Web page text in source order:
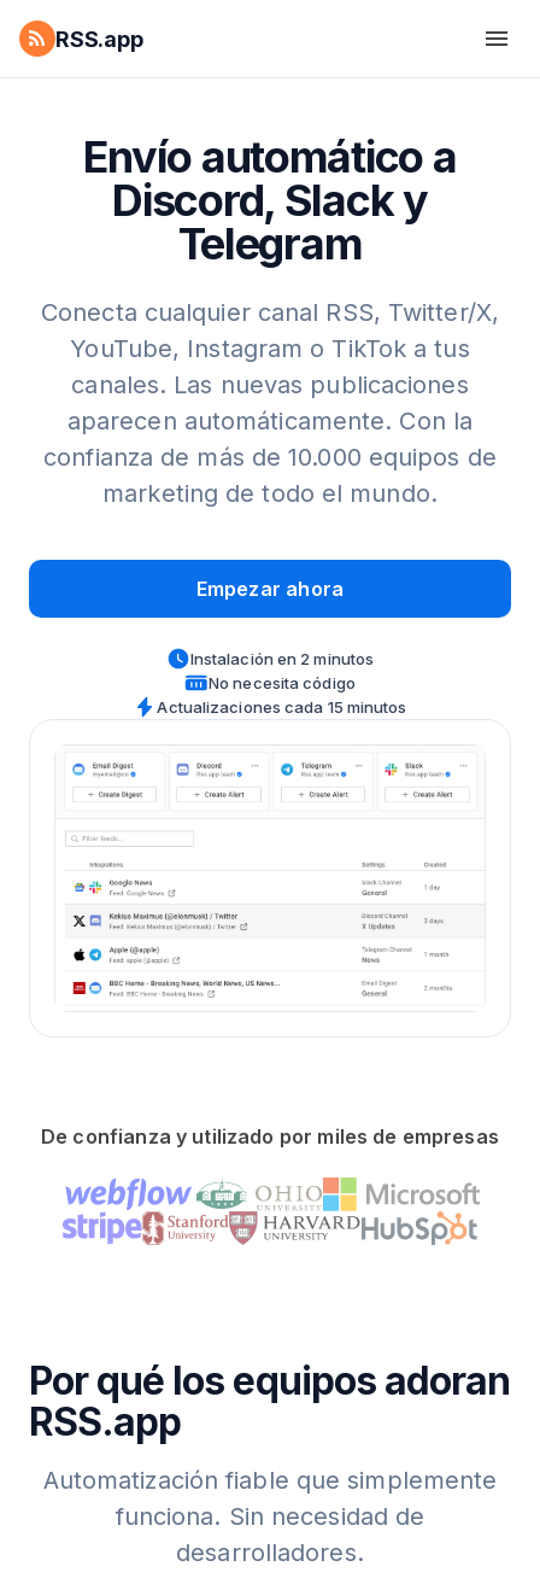
RSS.app
Envío automático a
Discord, Slack y
Telegram
Conecta cualquier canal RSS, Twitter/X,
YouTube, Instagram o TikTok a tus
canales. Las nuevas publicaciones
aparecen automáticamente. Con la
confianza de más de 10.000 equipos de
marketing de todo el mundo.
Empezar ahora
Instalación en 2 minutos
No necesita código
Actualizaciones cada 15 minutos
De confianza y utilizado por miles de empresas
Por qué los equipos adoran
RSS.app
Automatización fiable que simplemente
funciona. Sin necesidad de
desarrolladores.